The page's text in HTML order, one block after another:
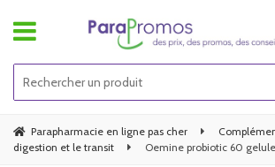
Parapharmacie en ligne pas cher
digestion et le transit
Oemine probiotic 60